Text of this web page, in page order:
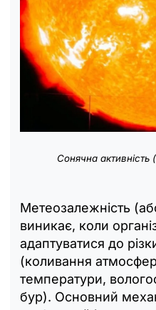
Сонячна активність
Метеозалежність
виникає, коли
адаптуватися до
(коливання
температури,
бур). Основний